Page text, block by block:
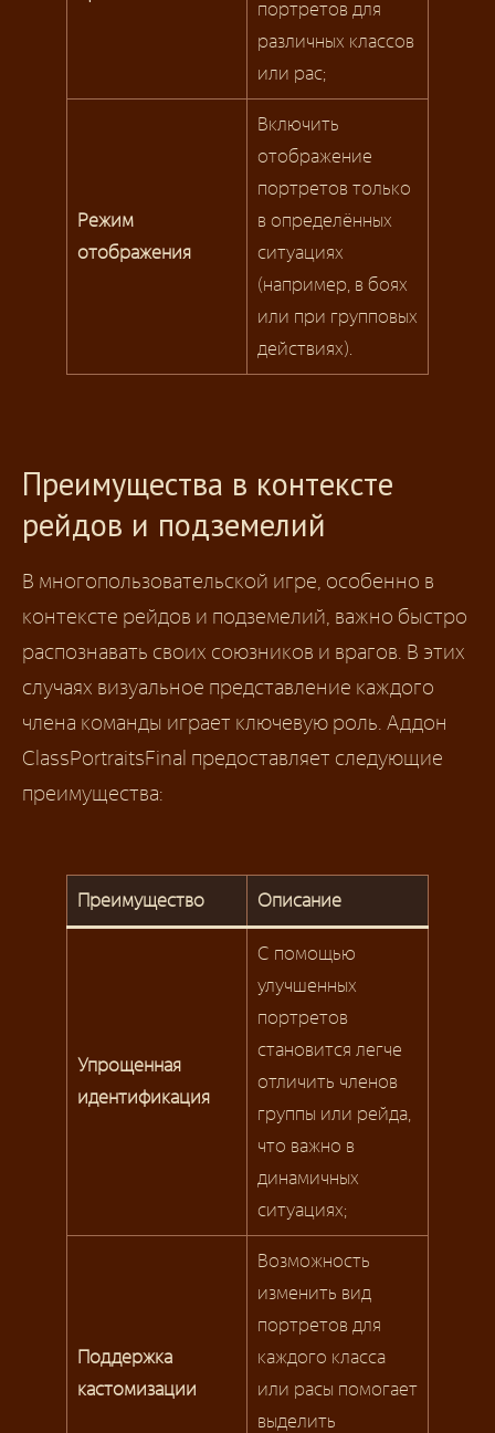
портретов для
различных классов
или рас;
Режим
отображения
Включить
отображение
портретов только
в определённых
ситуациях
(например, в боях
или при групповых
действиях).
Преимущества в контексте
рейдов и подземелий
В многопользовательской игре, особенно в
контексте рейдов и подземелий, важно быстро
распознавать своих союзников и врагов. В этих
случаях визуальное представление каждого
члена команды играет ключевую роль. Аддон
ClassPortraitsFinal предоставляет следующие
преимущества:
Преимущество Описание
Упрощенная
идентификация
С помощью
улучшенных
портретов
становится легче
отличить членов
группы или рейда,
что важно в
динамичных
ситуациях;
Поддержка
кастомизации
Возможность
изменить вид
портретов для
каждого класса
или расы помогает
выделить